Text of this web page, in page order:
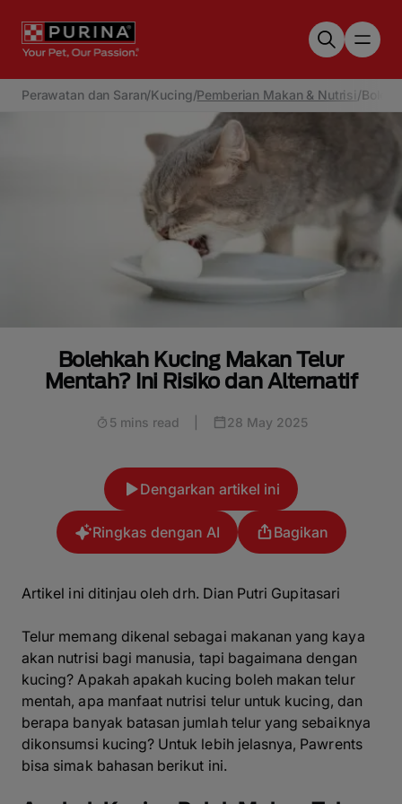
Perawatan dan Saran/Kucing/Pemberian Makan & Nutrisi/
Bolehkah Kucing Makan Telur
Mentah? Ini Risiko dan Alternatif
5 mins read 28 May 2025
Dengarkan artikel ini
Ringkas dengan AI Bagikan
Artikel ini ditinjau oleh drh. Dian Putri Gupitasari
Telur memang dikenal sebagai makanan yang kaya
akan nutrisi bagi manusia, tapi bagaimana dengan
kucing? Apakah apakah kucing boleh makan telur
mentah, apa manfaat nutrisi telur untuk kucing, dan
berapa banyak batasan jumlah telur yang sebaiknya
dikonsumsi kucing? Untuk lebih jelasnya, Pawrents
bisa simak bahasan berikut ini.